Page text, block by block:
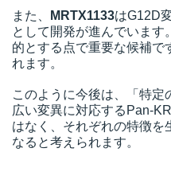
また、 MRTX1133はG12D
として開発が進んでいま
的とする点で重要な候補で
れます。
このように今後は、「特定
広い変異に対応するPan-
はなく、それぞれの特徴を
なると考えられます。